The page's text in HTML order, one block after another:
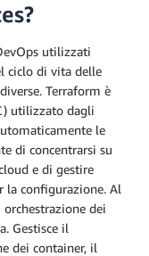
utilizzati
ciclo di vita delle
Terraform è
utilizzato dagli
le
di concentrarsi su
e di gestire
la configurazione. Al
dei
Gestisce il
dei container, il